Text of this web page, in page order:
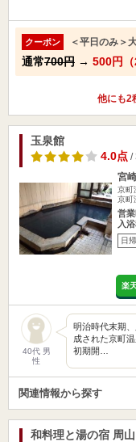
クーポン ＜平日のみ＞
通常700円 → 500円（
他にも2
玉泉館
4.0点/
宮
京町
京町
営
入
日
楽
40代 男
性
明治時代末期
成された京町
初期開…
関連情報から探す
和料理と湯の宿 周山